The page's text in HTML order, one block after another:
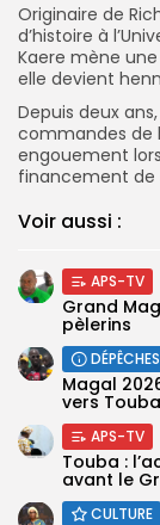
Originaire de
d’histoire à
Kaere mène
elle devient
Depuis deux
commandes de
engouement
financement de
Voir aussi :
APS-TV
Grand
pèlerins
DÉPÊCHES
Magal
vers
APS-TV
Touba :
avant le
CULTURE